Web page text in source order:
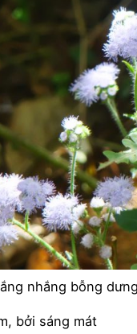
nhắng bỗng
bởi sáng mát